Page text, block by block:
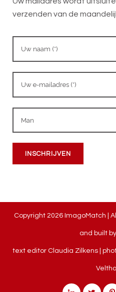
verzenden van de
Copyright 2026 ImagoMatch |
and built by
text editor Claudia Zilkens |